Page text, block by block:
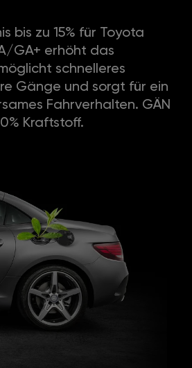
bis zu 15% für Toyota
GA+ erhöht das
schnelleres
Gänge und sorgt für ein
Fahrverhalten. GÄN
Kraftstoff.